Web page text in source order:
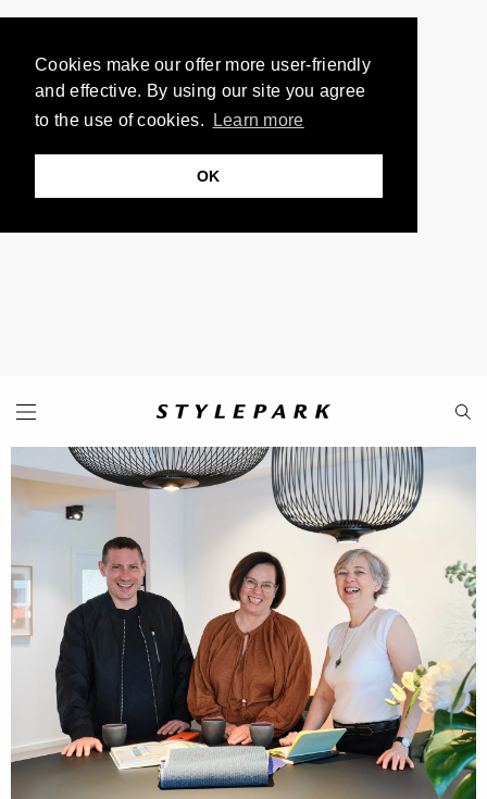
Cookies make our offer more user-friendly
and effective. By using our site you agree
to the use of cookies.
Learn more
OK